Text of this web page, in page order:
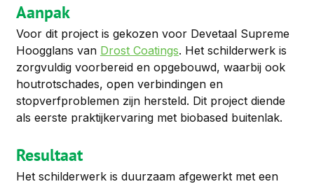
Aanpak
Voor dit project is gekozen voor Devetaal Supreme
Hoogglans van Drost Coatings. Het schilderwerk is
zorgvuldig voorbereid en opgebouwd, waarbij ook
houtrotschades, open verbindingen en
stopverfproblemen zijn hersteld. Dit project diende
als eerste praktijkervaring met biobased buitenlak.
Resultaat
Het schilderwerk is duurzaam afgewerkt met een